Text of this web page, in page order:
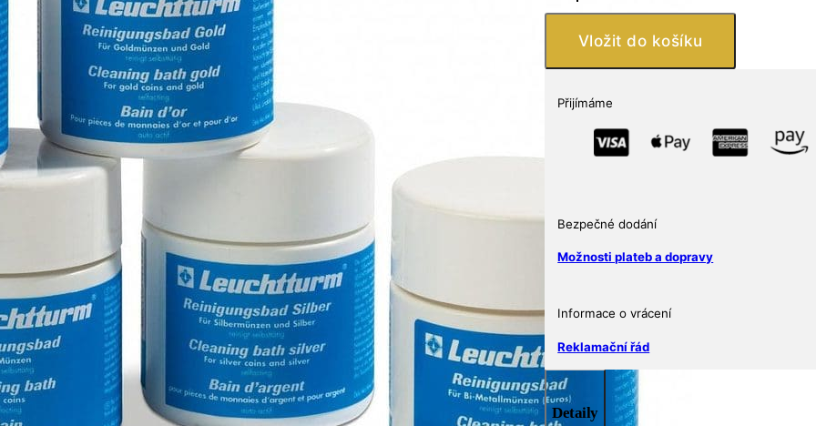
PROSTŘEDEK
MINCE
Vložit do košíku
Přijímáme
Bezpečné dodání
Možnosti plateb a dopravy
Informace o vrácení
Reklamační řád
Detaily